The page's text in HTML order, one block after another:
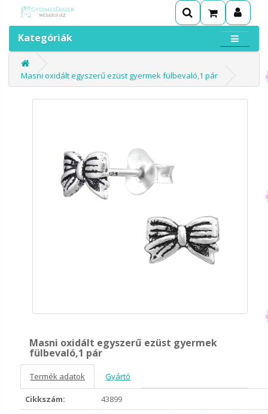
Kategóriák
Masni oxidált egyszerű ezüst gyermek fülbevaló,1 pár
Masni oxidált egyszerű ezüst gyermek
fülbevaló,1 pár
Termék adatok Gyártó
Cikkszám:
43899